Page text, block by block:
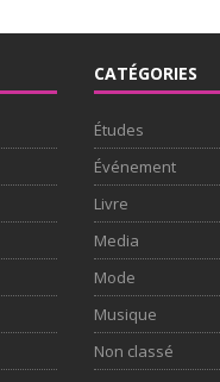
CATÉGORIES
Études
Événement
Livre
Media
Mode
Musique
Non classé